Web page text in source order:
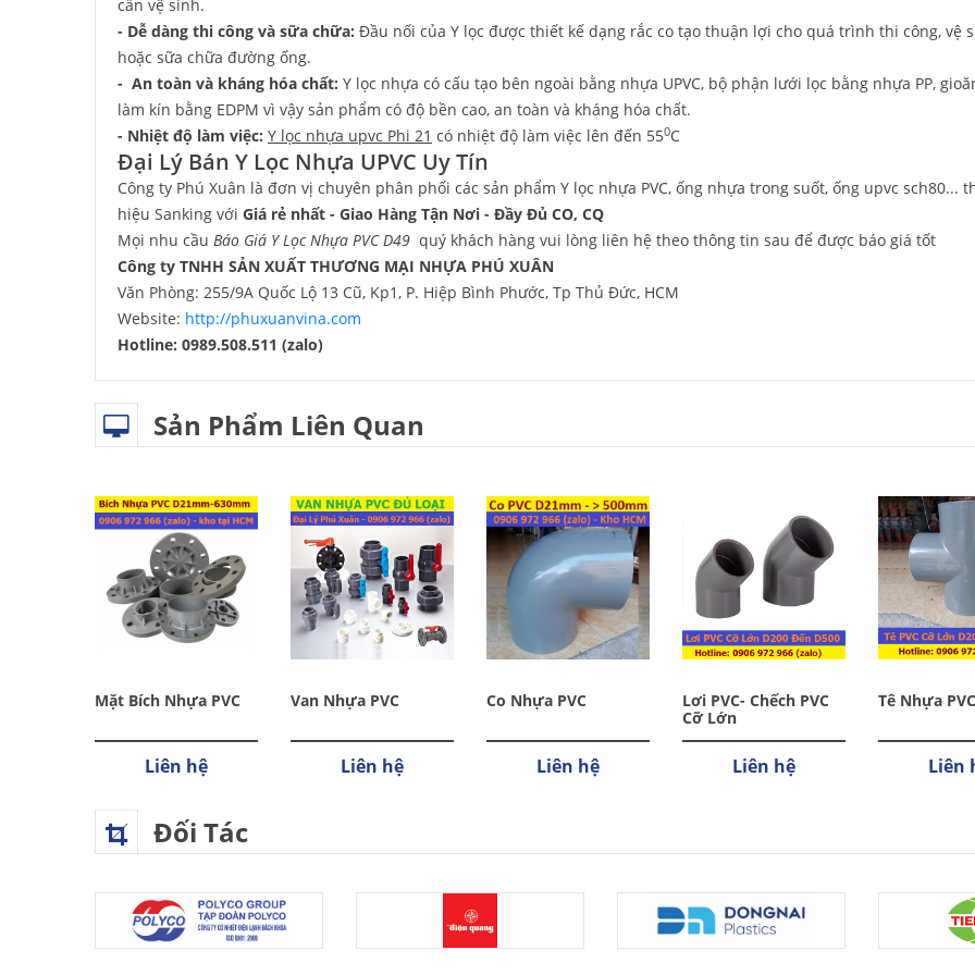
cần vệ sinh.
- Dễ dàng thi công và sữa chữa: Đầu nối của Y lọc được thiết kế dạng rắc co tạo thuận lợi cho quá trình thi công, vệ
hoặc sữa chữa đường ống.
- An toàn và kháng hóa chất: Y lọc nhựa có cấu tạo bên ngoài bằng nhựa UPVC, bộ phận lưới lọc bằng nhựa PP,
làm kín bằng EDPM vì vậy sản phẩm có độ bền cao, an toàn và kháng hóa chất.
- Nhiệt độ làm việc: Y lọc nhựa upvc Phi 21 có nhiệt độ làm việc lên đến 550C
Đại Lý Bán Y Lọc Nhựa UPVC Uy Tín
Công ty Phú Xuân là đơn vị chuyên phân phối các sản phẩm Y lọc nhựa PVC, ống nhựa trong suốt, ống upvc sch80...
hiệu Sanking với Giá rẻ nhất - Giao Hàng Tận Nơi - Đầy Đủ CO, CQ
Mọi nhu cầu Báo Giá Y Lọc Nhựa PVC D49 quý khách hàng vui lòng liên hệ theo thông tin sau để được báo giá tốt
Công ty TNHH SẢN XUẤT THƯƠNG MẠI NHỰA PHÚ XUÂN
Văn Phòng: 255/9A Quốc Lộ 13 Cũ, Kp1, P. Hiệp Bình Phước, Tp Thủ Đức, HCM
Website: http://phuxuanvina.com
Hotline: 0989.508.511 (zalo)
Sản Phẩm Liên Quan
Mặt Bích Nhựa PVC
Liên hệ
Van Nhựa PVC
Liên hệ
Co Nhựa PVC
Liên hệ
Lơi PVC- Chếch PVC
Cỡ Lớn
Liên hệ
Tê Nhựa
Liên
Đối Tác